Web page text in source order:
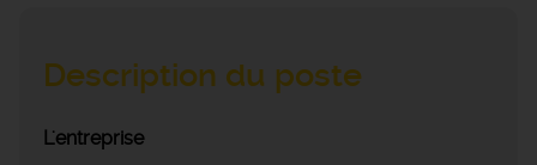
Description du poste
L'entreprise